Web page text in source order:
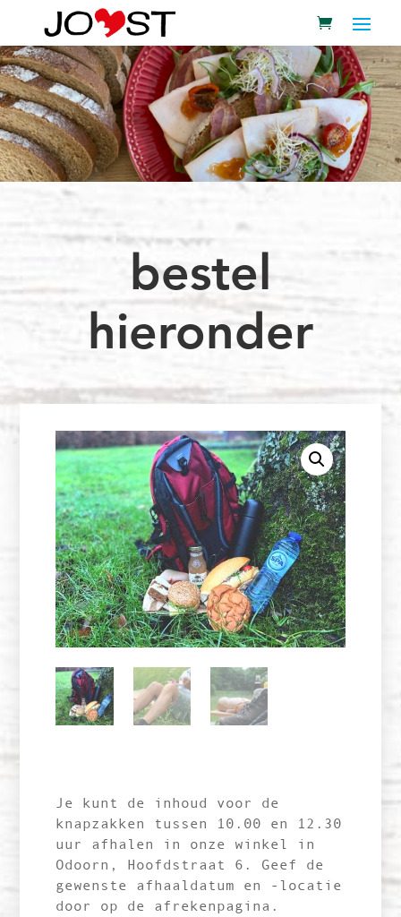
bestel
hieronder
Je kunt de inhoud voor de
knapzakken tussen 10.00 en 12.30
uur afhalen in onze winkel in
Odoorn, Hoofdstraat 6. Geef de
gewenste afhaaldatum en -locatie
door op de afrekenpagina.